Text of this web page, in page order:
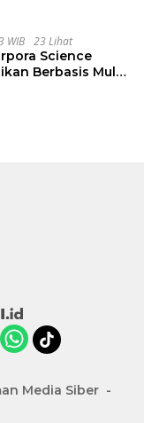
WIB 23 Lihat
Science
Berbasis Multi-
Media Siber